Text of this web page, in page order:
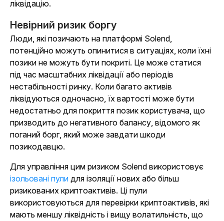
ліквідацію.
Невірний ризик боргу
Люди, які позичають на платформі Solend,
потенційно можуть опинитися в ситуаціях, коли їхні
позики не можуть бути покриті. Це може статися
під час масштабних ліквідації або періодів
нестабільності ринку. Коли багато активів
ліквідуються одночасно, їх вартості може бути
недостатньо для покриття позик користувача, що
призводить до негативного балансу, відомого як
поганий борг, який може завдати шкоди
позикодавцю.
Для управління цим ризиком Solend використовує
ізольовані пули для ізоляції нових або більш
ризикованих криптоактивів. Ці пули
використовуються для перевірки криптоактивів, які
мають меншу ліквідність і вищу волатильність, що